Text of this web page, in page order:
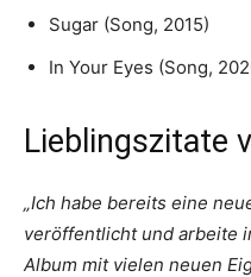
Sugar (Song, 2015)
In Your Eyes (Song,
Lieblingszitate
„Ich habe bereits eine
veröffentlicht und arbeite
Album mit vielen neuen